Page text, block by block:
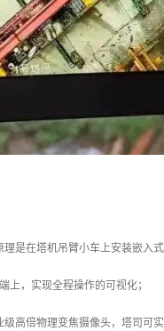
是在塔机吊臂小车上安装嵌
上，实现全程操作的可视化；
高倍物理变焦摄像头，塔司可